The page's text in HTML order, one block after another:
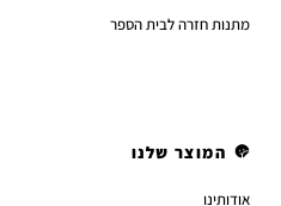
מתנות חזרה לבית הספר
המוצר שלנו
אודותינו